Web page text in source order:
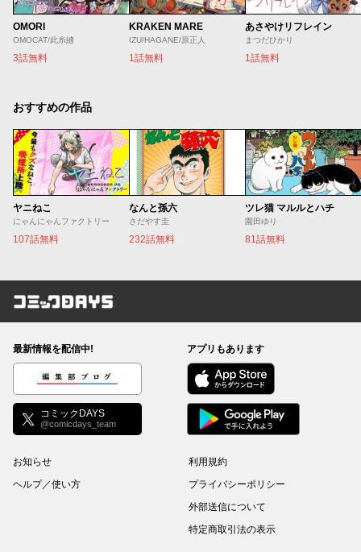
OMORI
OMOCAT/此糸縫
3話無料
KRAKEN MARE
IZU/HAGANE/原正人
1話無料
あさやけリフレイン
まつだひかり
1話無料
おすすめの作品
ヤニねこ
にゃんにゃんファクトリー
107話無料
なんと孫六
さだやす圭
232話無料
ツレ猫 マルルとハチ
園田ゆり
81話無料
コミックDAYS
最新情報を配信中!
編集部ブログ
コミックDAYS
@comicdays_team
アプリもあります
お知らせ
ヘルプ／使い方
利用規約
プライバシーポリシー
外部送信について
特定商取引法の表示